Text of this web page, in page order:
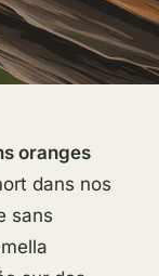
oranges
dans nos
sans